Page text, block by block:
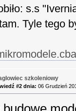
s.s
Tyle tego
szkoleniowy
#2 dnia: 06 Grudzień